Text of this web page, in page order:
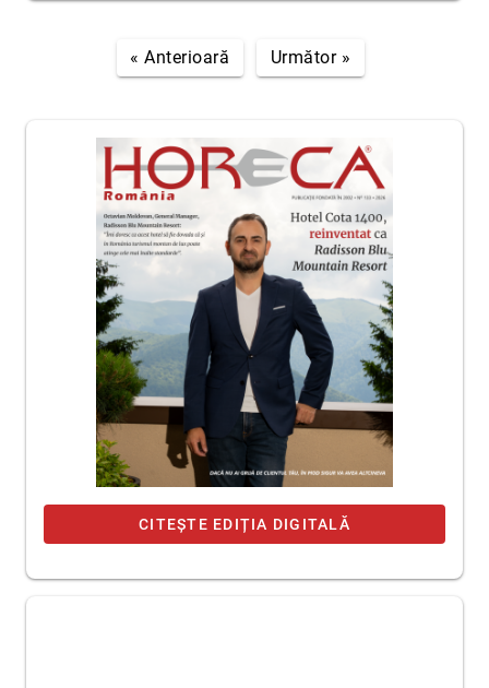
« Anterioară Următor »
CITEȘTE EDIȚIA DIGITALĂ